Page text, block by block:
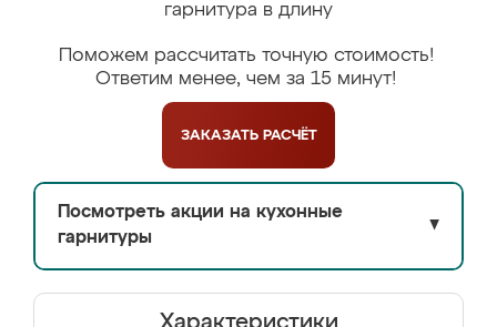
гарнитура в длину
Поможем рассчитать точную стоимость!
Ответим менее, чем за 15 минут!
ЗАКАЗАТЬ РАСЧЁТ
Посмотреть акции на кухонные
гарнитуры
▼
Характеристики